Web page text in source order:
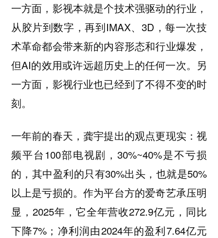
一方面，影视本就是个技术强驱动的行业，
从胶片到数字，再到IMAX、3D，每一次技
术革命都会带来新的内容形态和行业爆发，
但AI的效用或许远超历史上的任何一次。另
一方面，影视行业也已经到了不得不变的时
刻。
一年前的春天，龚宇提出的观点更现实：视
频平台100部电视剧，30%~40%是不亏损
的，其中盈利的只有30%出头，也就是50%
以上是亏损的。作为平台方的爱奇艺承压明
显，2025年，它全年营收272.9亿元，同比
下降7%；净利润由2024年的盈利7.64亿元